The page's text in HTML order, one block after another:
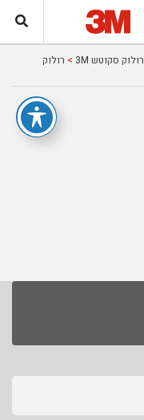
רולוק סקוטש 3M > רולוק